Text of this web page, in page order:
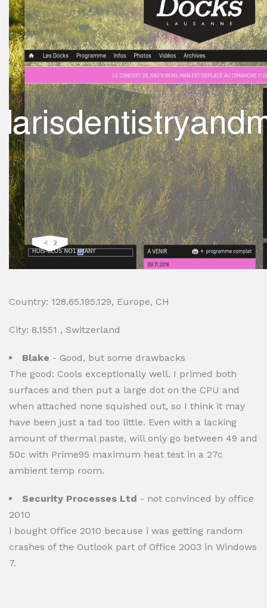
Country: 128.65.195.129, Europe, CH
City: 8.1551 , Switzerland
Blake - Good, but some drawbacks
The good: Cools exceptionally well. I primed both
surfaces and then put a large dot on the CPU and
when attached none squished out, so I think it may
have been just a tad too little. Even with a lacking
amount of thermal paste, will only go between 49 and
50c with Prime95 maximum heat test in a 27c
ambient temp room.
Security Processes Ltd - not convinced by office
2010
i bought Office 2010 because i was getting random
crashes of the Outlook part of Office 2003 in Windows
7.